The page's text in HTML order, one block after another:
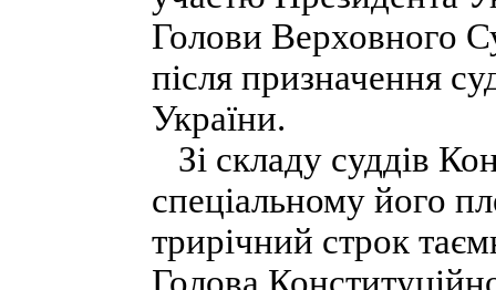
Голови Верховного
після призначення
України.
Зі складу суддів
спеціальному його
трирічний строк